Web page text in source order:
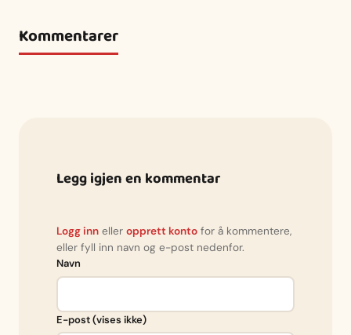
Kommentarer
Legg igjen en kommentar
Logg inn eller opprett konto for å kommentere,
eller fyll inn navn og e-post nedenfor.
Navn
E-post (vises ikke)